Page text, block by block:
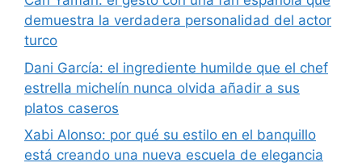
demuestra la verdadera personalidad del actor
turco
Dani García: el ingrediente humilde que el chef
estrella michelín nunca olvida añadir a sus
platos caseros
Xabi Alonso: por qué su estilo en el banquillo
está creando una nueva escuela de elegancia